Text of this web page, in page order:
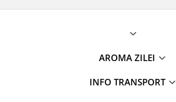
AROMA ZILEI
INFO TRANSPORT